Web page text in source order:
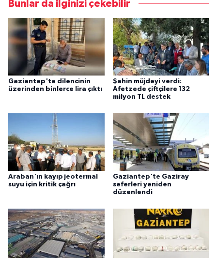
Bunlar da ilginizi çekebilir
Gaziantep'te dilencinin
üzerinden binlerce lira çıktı
Şahin müjdeyi verdi:
Afetzede çiftçilere 132
milyon TL destek
Araban'ın kayıp jeotermal
suyu için kritik çağrı
Gaziantep'te Gaziray
seferleri yeniden
düzenlendi